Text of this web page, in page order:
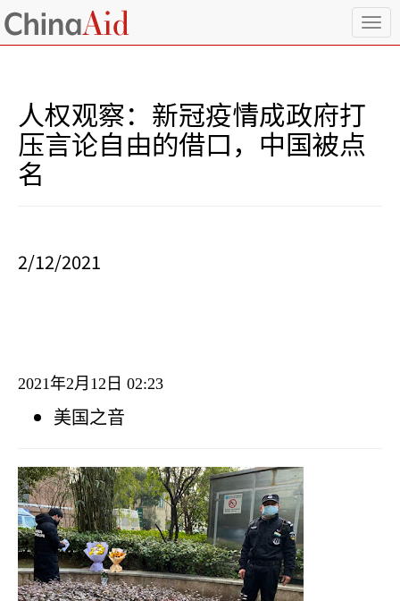
T
o
人权观察：新冠疫情成政府打
压言论自由的借口，中国被点
名
2/12/2021
2021年2月 12 日 02:23
美国之音